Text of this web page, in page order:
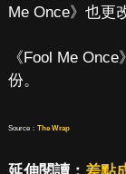
Me Once》也更
《Fool Me
份。
Source： The Wrap